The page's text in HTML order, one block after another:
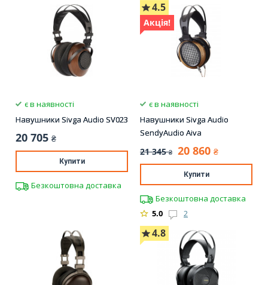
є в наявності
Навушники Sivga Audio SV023
20 705 ₴
Купити
Безкоштовна доставка
4.5
Акція!
є в наявності
Навушники Sivga Audio
SendyAudio Aiva
21 345 ₴ 20 860 ₴
Купити
Безкоштовна доставка
5.0
2
4.8